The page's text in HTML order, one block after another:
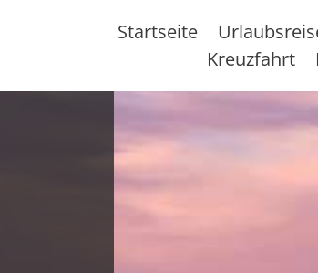
Startseite
Kreuzfahrt